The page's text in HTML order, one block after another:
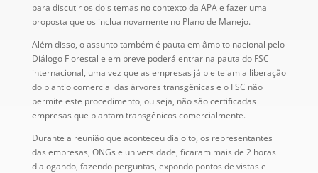
para discutir os dois temas no contexto da APA e fazer uma
proposta que os inclua novamente no Plano de Manejo.
Além disso, o assunto também é pauta em âmbito nacional pelo
Diálogo Florestal e em breve poderá entrar na pauta do FSC
internacional, uma vez que as empresas já pleiteiam a liberação
do plantio comercial das árvores transgênicas e o FSC não
permite este procedimento, ou seja, não são certificadas
empresas que plantam transgênicos comercialmente.
Durante a reunião que aconteceu dia oito, os representantes
das empresas, ONGs e universidade, ficaram mais de 2 horas
dialogando, fazendo perguntas, expondo pontos de vistas e